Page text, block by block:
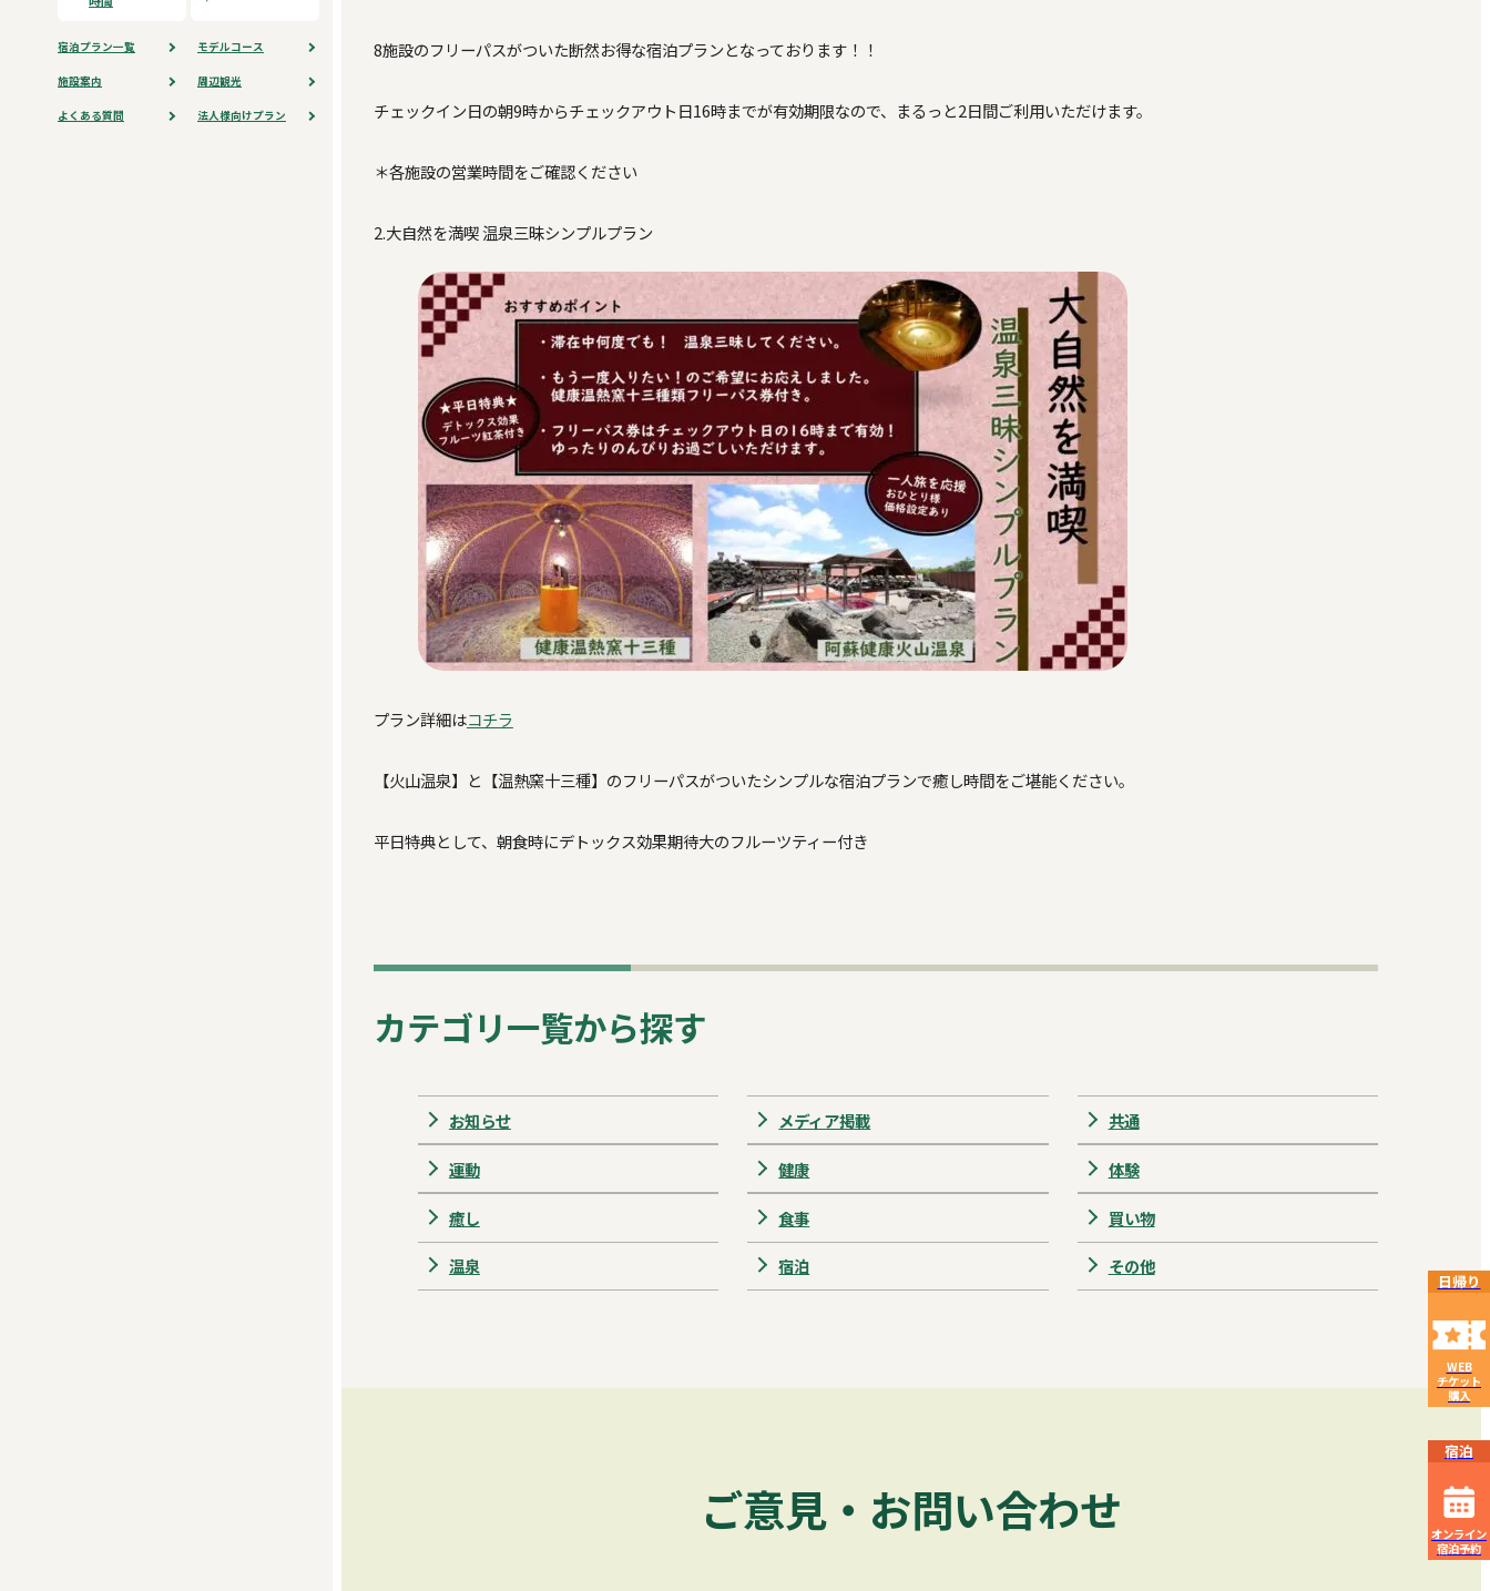
宿泊プラン⼀覧 モデルコース
施設案内 周辺観光
よくある質問 法人様向けプラン
8施設のフリーパスがついた断然お得な宿泊プランとなっております！！
チェックイン日の朝9時からチェックアウト日16時までが有効期限なので、まるっと2日間ご利用いただけます。
＊各施設の営業時間をご確認ください
2.大自然を満喫 温泉三昧シンプルプラン
プラン詳細はコチラ
【火山温泉】と【温熱窯十三種】のフリーパスがついたシンプルな宿泊プランで癒し時間をご堪能ください。
平日特典として、朝食時にデトックス効果期待大のフルーツティー付き
カテゴリ一覧から探す
お知らせ メディア掲載 共通
運動 健康 体験
癒し 食事 買い物
温泉 宿泊 その他
日帰り
WEB
チケット
購入
宿泊
オンライン
宿泊予約
ご意見・お問い合わせ